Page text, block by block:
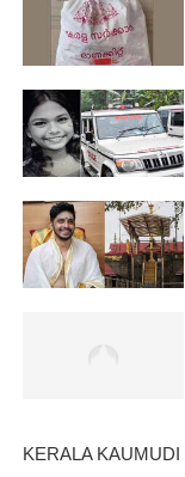
KERALA KAUMUDI